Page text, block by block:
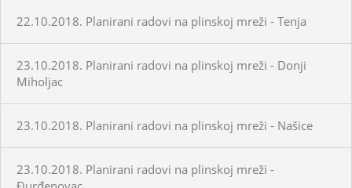
22.10.2018. Planirani radovi na plinskoj mreži - Tenja
23.10.2018. Planirani radovi na plinskoj mreži - Donji
Miholjac
23.10.2018. Planirani radovi na plinskoj mreži - Našice
23.10.2018. Planirani radovi na plinskoj mreži -